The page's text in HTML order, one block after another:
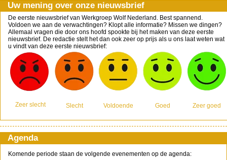
Uw mening over onze nieuwsbrief
De eerste nieuwsbrief van Werkgroep Wolf Nederland. Best spannend.
Voldoen we aan de verwachtingen? Klopt alle informatie? Missen we dingen?
Allemaal vragen die door ons hoofd spookte bij het maken van deze eerste
nieuwsbrief. De redactie stelt het dan ook zeer op prijs als u ons laat weten wat
u vindt van deze eerste nieuwsbrief:
Zeer slecht Slecht Voldoende Goed Zeer goed
Agenda
Komende periode staan de volgende evenementen op de agenda: